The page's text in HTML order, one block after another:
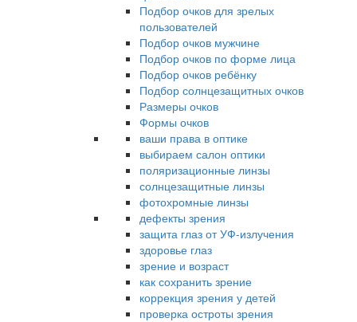
Подбор очков для зрелых
пользователей
Подбор очков мужчине
Подбор очков по форме лица
Подбор очков ребёнку
Подбор солнцезащитных очков
Размеры очков
Формы очков
ваши права в оптике
выбираем салон оптики
поляризационные линзы
солнцезащитные линзы
фотохромные линзы
дефекты зрения
защита глаз от УФ-излучения
здоровье глаз
зрение и возраст
как сохранить зрение
коррекция зрения у детей
проверка остроты зрения